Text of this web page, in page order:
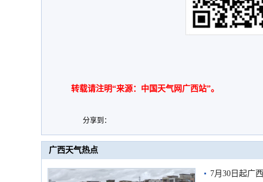
转载请注明“来源：中国天气网广西站”。
分享到：
广西天气热点
7月30日起广